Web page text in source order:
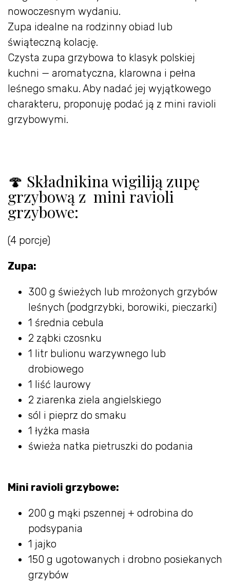
nowoczesnym wydaniu.
Zupa idealne na rodzinny obiad lub
świąteczną kolację.
Czysta zupa grzybowa to klasyk polskiej
kuchni — aromatyczna, klarowna i pełna
leśnego smaku. Aby nadać jej wyjątkowego
charakteru, proponuję podać ją z mini ravioli
grzybowymi.
🍄 Składnikina wigiliją zupę
grzybową z mini ravioli
grzybowe:
(4 porcje)
Zupa:
300 g świeżych lub mrożonych grzybów
leśnych (podgrzybki, borowiki, pieczarki)
1 średnia cebula
2 ząbki czosnku
1 litr bulionu warzywnego lub
drobiowego
1 liść laurowy
2 ziarenka ziela angielskiego
sól i pieprz do smaku
1 łyżka masła
świeża natka pietruszki do podania
Mini ravioli grzybowe:
200 g mąki pszennej + odrobina do
podsypania
1 jajko
150 g ugotowanych i drobno posiekanych
grzybów